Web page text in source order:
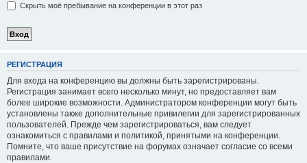
Скрыть моё пребывание на конференции в этот раз
РЕГИСТРАЦИЯ
Для входа на конференцию вы должны быть зарегистрированы.
Регистрация занимает всего несколько минут, но предоставляет вам
более широкие возможности. Администратором конференции могут быть
установлены также дополнительные привилегии для зарегистрированных
пользователей. Прежде чем зарегистрироваться, вам следует
ознакомиться с правилами и политикой, принятыми на конференции.
Помните, что ваше присутствие на форумах означает согласие со всеми
правилами.